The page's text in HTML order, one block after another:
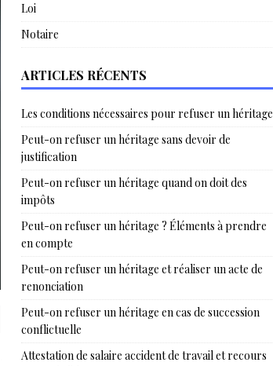
Loi
Notaire
ARTICLES RÉCENTS
Les conditions nécessaires pour refuser un héritage
Peut-on refuser un héritage sans devoir de
justification
Peut-on refuser un héritage quand on doit des
impôts
Peut-on refuser un héritage ? Éléments à prendre
en compte
Peut-on refuser un héritage et réaliser un acte de
renonciation
Peut-on refuser un héritage en cas de succession
conflictuelle
Attestation de salaire accident de travail et recours